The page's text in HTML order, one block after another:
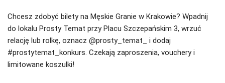
Chcesz zdobyć bilety na Męskie Granie w Krakowie? Wpadnij
do lokalu Prosty Temat przy Placu Szczepańskim 3, wrzuć
relację lub rolkę, oznacz @prosty_temat_ i dodaj
#prostytemat_konkurs. Czekają zaproszenia, vouchery i
limitowane koszulki!